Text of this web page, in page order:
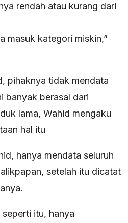
rendah atau kurang dari
masuk kategori miskin,”
pihaknya tidak mendata
banyak berasal dari
lama, Wahid mengaku
hal itu
hanya mendata seluruh
setelah itu dicatat
itu, hanya